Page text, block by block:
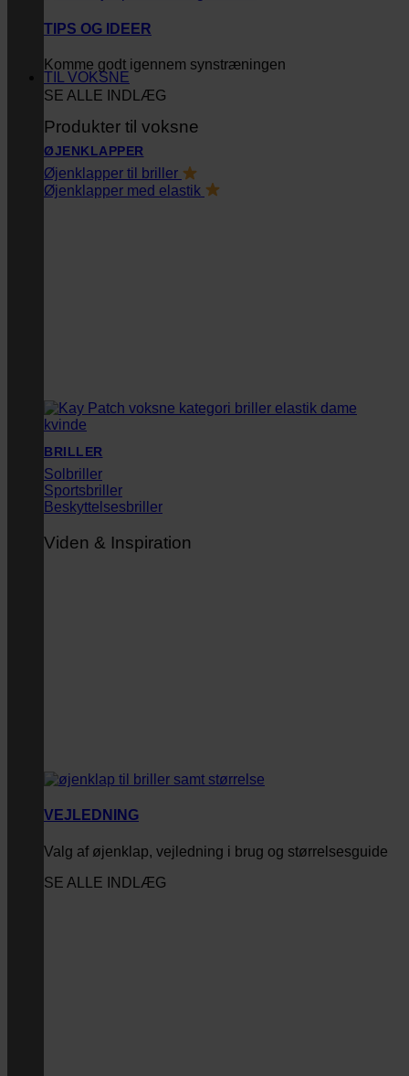
TIPS OG IDEER
Komme godt igennem synstræningen
SE ALLE INDLÆG
TIL VOKSNE
Produkter til voksne
ØJENKLAPPER
Øjenklapper til briller
Øjenklapper med elastik
BRILLER
Solbriller
Sportsbriller
Beskyttelsesbriller
Viden & Inspiration
VEJLEDNING
Valg af øjenklap, vejledning i brug og størrelsesguide
SE ALLE INDLÆG